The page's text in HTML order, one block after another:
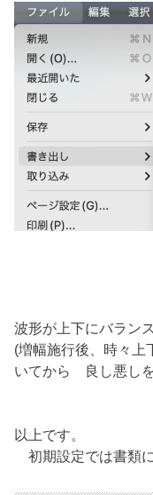
波形が上下にバラン
(増幅施行後、時々上
いてから 良し悪し
以上です。
初期設定では書類